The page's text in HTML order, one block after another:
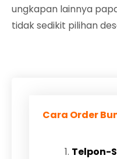
ungkapan lainnya
tidak sedikit pilihan
Cara Order
1. Telpon-